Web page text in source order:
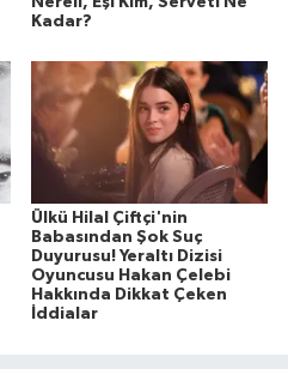
Kadar?
Ülkü Hilal Çiftçi'nin
Babasından Şok Suç
Duyurusu! Yeraltı Dizisi
Oyuncusu Hakan Çelebi
Hakkında Dikkat Çeken
İddialar